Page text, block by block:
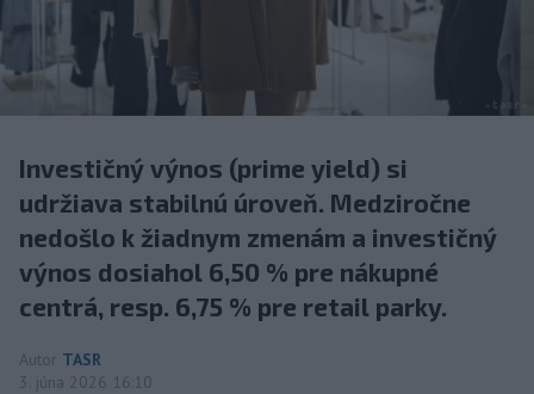
Investičný výnos (prime yield) si
udržiava stabilnú úroveň. Medziročne
nedošlo k žiadnym zmenám a investičný
výnos dosiahol 6,50 % pre nákupné
centrá, resp. 6,75 % pre retail parky.
Autor TASR
3. júna 2026 16:10